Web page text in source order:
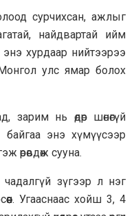
сурчихсан, ажлыг
найдвартай ийм
хурдаар нийтээрээ
улс ямар болох
зарим нь ѳдѳр шѳнѳгүй
энэ хүмүүсээр
ѳрѳвдѳж сууна.
зүгээр л нэг
Угааснаас хойш 3, 4